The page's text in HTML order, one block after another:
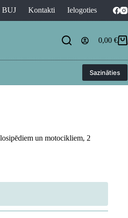
BUJ Kontakti Ielogoties
Shopping
0,00 €
Sazināties
un motocikliem, 2